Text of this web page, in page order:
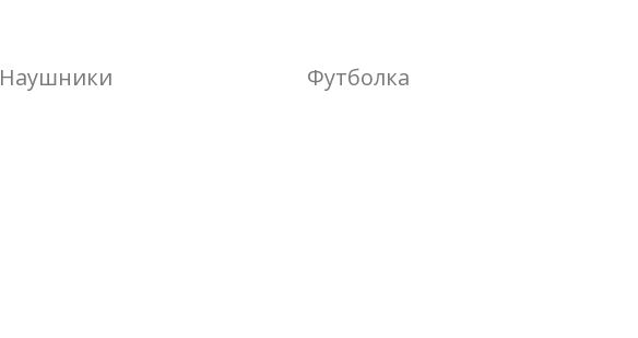
Наушники Футболка